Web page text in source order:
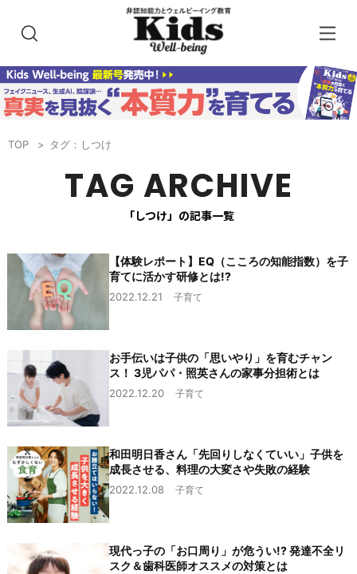
TOP タグ：しつけ
TAG ARCHIVE
「しつけ」の記事一覧
【体験レポート】EQ（こころの知能指数）を子
育てに活かす研修とは!?
2022.12.21 子育て
お手伝いは子供の「思いやり」を育むチャン
ス！ 3児パパ・照英さんの家事分担術とは
2022.12.20 子育て
和田明日香さん「先回りしなくていい」子供を
成長させる、料理の大変さや失敗の経験
2022.12.08 子育て
現代っ子の「お口周り」が危うい!? 発達不全リ
スク＆歯科医師オススメの対策とは